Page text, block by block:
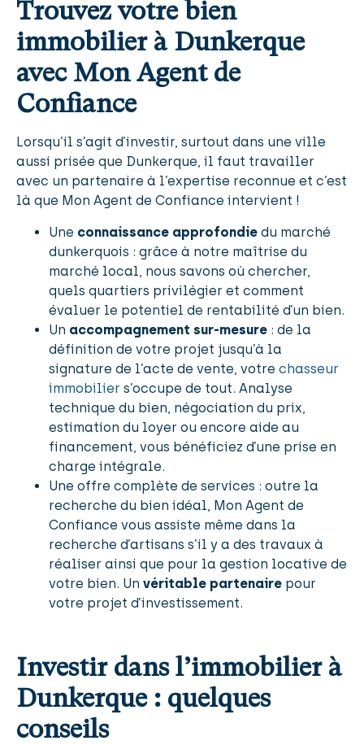
Trouvez votre bien
immobilier à Dunkerque
avec Mon Agent de
Confiance
Lorsqu’il s’agit d’investir, surtout dans une ville
aussi prisée que Dunkerque, il faut travailler
avec un partenaire à l’expertise reconnue et c’est
là que Mon Agent de Confiance intervient !
Une connaissance approfondie du marché
dunkerquois : grâce à notre maîtrise du
marché local, nous savons où chercher,
quels quartiers privilégier et comment
évaluer le potentiel de rentabilité d’un bien.
Un accompagnement sur-mesure : de la
définition de votre projet jusqu’à la
signature de l’acte de vente, votre chasseur
immobilier s’occupe de tout. Analyse
technique du bien, négociation du prix,
estimation du loyer ou encore aide au
financement, vous bénéficiez d’une prise en
charge intégrale.
Une offre complète de services : outre la
recherche du bien idéal, Mon Agent de
Confiance vous assiste même dans la
recherche d’artisans s’il y a des travaux à
réaliser ainsi que pour la gestion locative de
votre bien. Un véritable partenaire pour
votre projet d’investissement.
Investir dans l’immobilier à
Dunkerque : quelques
conseils